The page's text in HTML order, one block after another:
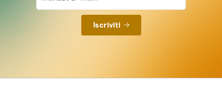
Iscriviti